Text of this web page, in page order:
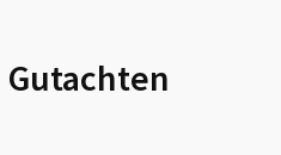
Gutachten